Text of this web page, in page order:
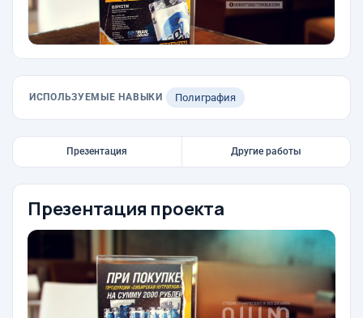
ИСПОЛЬЗУЕМЫЕ НАВЫКИ Полиграфия
Презентация Другие работы
Презентация проекта